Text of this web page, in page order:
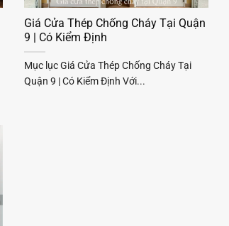
Giá Cửa Thép Chống Cháy Tại Quận
9 | Có Kiểm Định
Mục lục Giá Cửa Thép Chống Cháy Tại
Quận 9 | Có Kiểm Định Với...